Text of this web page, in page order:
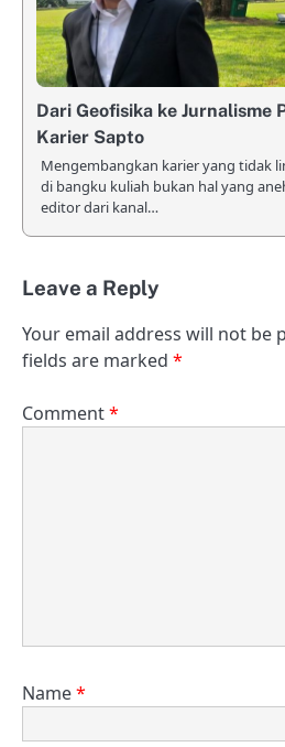
Dari Geofisika ke Jurnalisme
Karier Sapto
Mengembangkan karier yang tidak
di bangku kuliah bukan hal yang
editor dari kanal…
Leave a Reply
Your email address will not be
fields are marked *
Comment*
Name*